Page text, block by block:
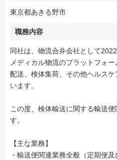
東京都あきる野市
職務内容
同社は、物流合弁会社として
メディカル物流のプラットフォ
配送、検体集荷、その他ヘルス
います。
この度、検体輸送に関する輸送
す。
【主な業務】
・輸送便関連業務全般（定期便及